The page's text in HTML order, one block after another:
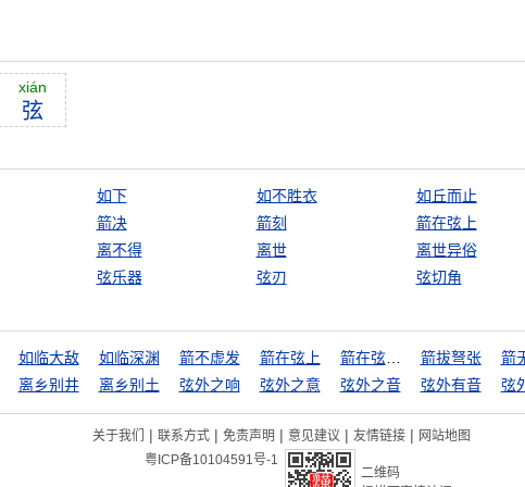
xián
弦
如下 如不胜衣
如丘而止
箭决 箭刻
箭在弦上
离不得 离世
离世异俗
弦乐器 弦刃 弦切角
如临大敌 如临深渊 箭不虚发 箭在弦上 箭在弦上，不得不发 箭拔弩张
箭
离乡别井 离乡别土 弦外之响 弦外之意 弦外之音 弦外有音 弦
关于我们 | 联系方式 | 免责声明 | 意见建议 | 友情链接 | 网站地图
粤ICP备10104591号-1
二维码